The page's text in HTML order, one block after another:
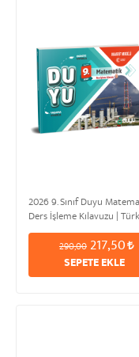
2026 9. Sınıf Duyu
Ders İşleme Kılavuzu |
Yüzyılı & Maarif Modeli
290,00 217,50
SEPETE EKLE